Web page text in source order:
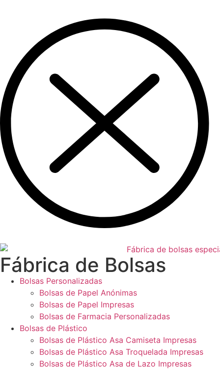
Fábrica de Bolsas
Bolsas Personalizadas
Bolsas de Papel Anónimas
Bolsas de Papel Impresas
Bolsas de Farmacia Personalizadas
Bolsas de Plástico
Bolsas de Plástico Asa Camiseta Impresas
Bolsas de Plástico Asa Troquelada Impresas
Bolsas de Plástico Asa de Lazo Impresas